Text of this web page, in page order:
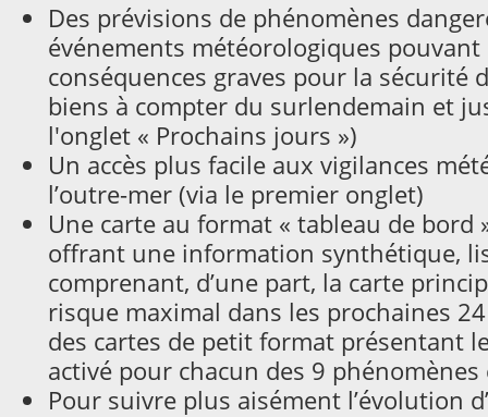
Des prévisions de phénomènes
événements météorologiques
conséquences graves pour la sécurité
biens à compter du surlendemain et
l'onglet « Prochains jours »)
Un accès plus facile aux vigilances
l’outre-mer (via le premier onglet)
Une carte au format « tableau de bord
offrant une information synthétique,
comprenant, d’une part, la carte
risque maximal dans les prochaines
des cartes de petit format présentant
activé pour chacun des 9
Pour suivre plus aisément l’évolution